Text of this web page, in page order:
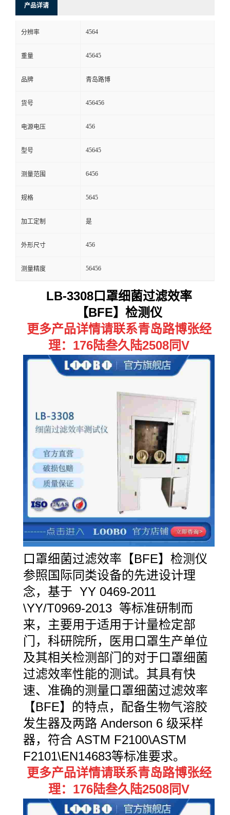
系
言
产品详请
分辨率 4564
重量 45645
品牌 青岛路博
货号 456456
电源电压 456
型号 45645
测量范围 6456
规格 5645
加工定制 是
外形尺寸 456
测量精度 56456
LB-3308口罩细菌过滤效率
【BFE】检测仪
更多产品详情请联系青岛路博张经
理：176陆叁久陆2508同V
口罩细菌过滤效率【BFE】检测仪
参照国际同类设备的先进设计理
念，基于 YY 0469-2011
\YY/T0969-2013 等标准研制而
来，主要用于适用于计量检定部
门，科研院所，医用口罩生产单位
及其相关检测部门的对于口罩细菌
过滤效率性能的测试。其具有快
速、准确的测量口罩细菌过滤效率
【BFE】的特点，配备生物气溶胶
发生器及两路 Anderson 6 级采样
器，符合 ASTM F2100\ASTM
F2101\EN14683等标准要求。
更多产品详情请联系青岛路博张经
理：176陆叁久陆2508同V